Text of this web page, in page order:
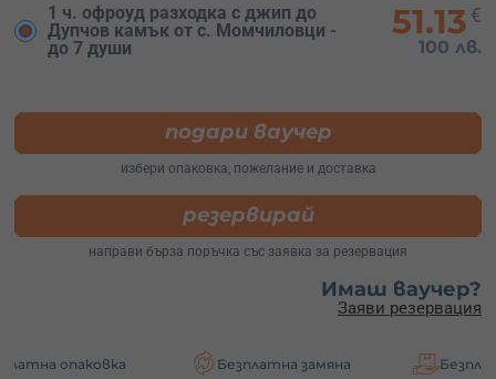
1 ч. офроуд разходка с джип до
Дупчов камък от с. Момчиловци -
до 7 души
51.13 €
100 лв.
подари ваучер
избери опаковка, пожелание и доставка
резервирай
направи бърза поръчка със заявка за резервация
Имаш ваучер?
Заяви резервация
Безплатна замяна Безплатна